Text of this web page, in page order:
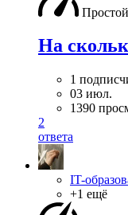
Простой
На
1
03 июл.
1390
2
ответа
IT-
+1 ещё